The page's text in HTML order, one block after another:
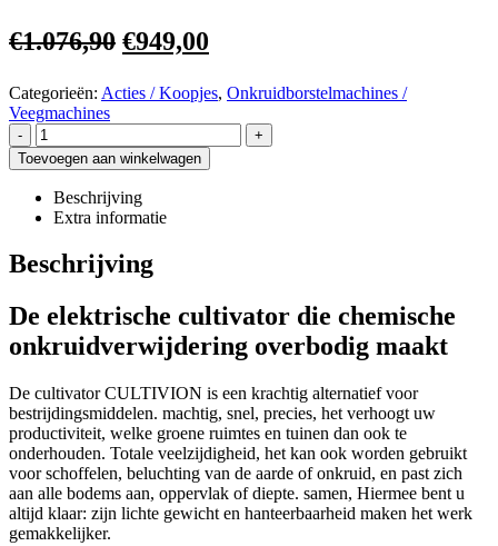
€1.076,90 €949,00
Categorieën: Acties / Koopjes, Onkruidborstelmachines /
Veegmachines
-
+
Toevoegen aan winkelwagen
Beschrijving
Extra informatie
Beschrijving
De elektrische cultivator die chemische
onkruidverwijdering overbodig maakt
De cultivator CULTIVION is een krachtig alternatief voor
bestrijdingsmiddelen. machtig, snel, precies, het verhoogt uw
productiviteit, welke groene ruimtes en tuinen dan ook te
onderhouden. Totale veelzijdigheid, het kan ook worden gebruikt
voor schoffelen, beluchting van de aarde of onkruid, en past zich
aan alle bodems aan, oppervlak of diepte. samen, Hiermee bent u
altijd klaar: zijn lichte gewicht en hanteerbaarheid maken het werk
gemakkelijker.